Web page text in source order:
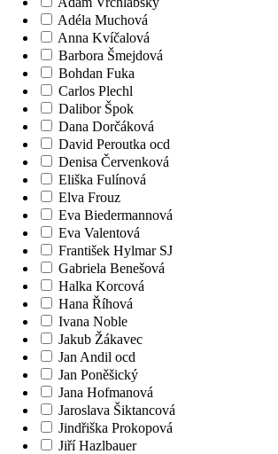
Adéla Muchová
Anna Kvíčalová
Barbora Šmejdová
Bohdan Fuka
Carlos Plechl
Dalibor Špok
Dana Dorčáková
David Peroutka ocd
Denisa Červenková
Eliška Fulínová
Elva Frouz
Eva Biedermannová
Eva Valentová
František Hylmar SJ
Gabriela Benešová
Halka Korcová
Hana Říhová
Ivana Noble
Jakub Žákavec
Jan Andil ocd
Jan Poněšický
Jana Hofmanová
Jaroslava Šiktancová
Jindřiška Prokopová
Jiří Hazlbauer